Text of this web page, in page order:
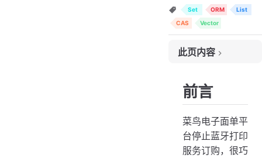
Set ORM
List
CAS
Vector
此页内容
问题分析
验证js模板引擎
xml 解析成CPCL指令
前言
菜鸟电子面单平
台停止蓝牙打印
服务订购，很巧